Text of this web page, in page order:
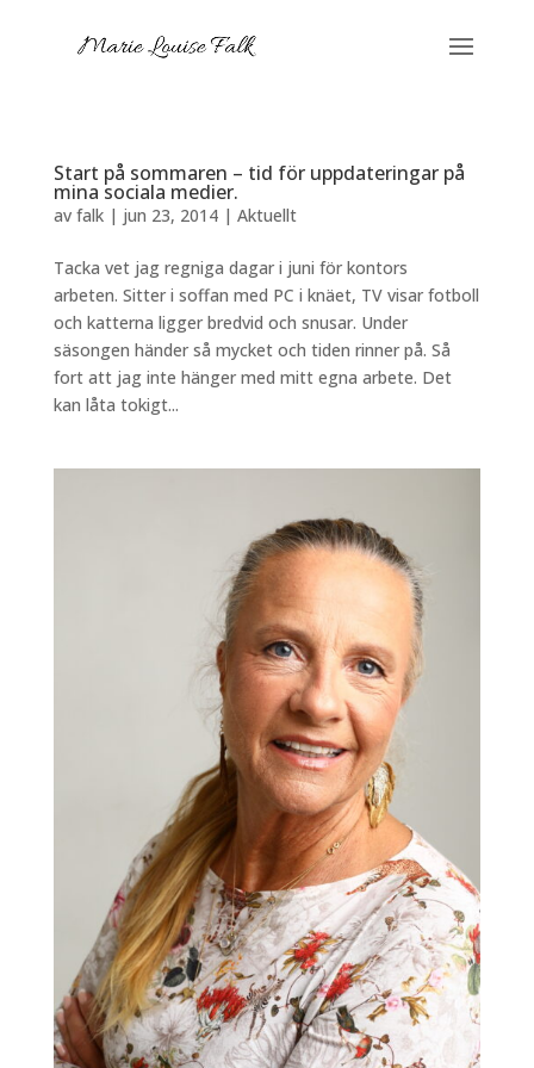
Start på sommaren – tid för uppdateringar på
mina sociala medier.
av falk| jun 23, 2014| Aktuellt
Tacka vet jag regniga dagar i juni för kontors
arbeten. Sitter i soffan med PC i knäet, TV visar fotboll
och katterna ligger bredvid och snusar. Under
säsongen händer så mycket och tiden rinner på. Så
fort att jag inte hänger med mitt egna arbete. Det
kan låta tokigt...